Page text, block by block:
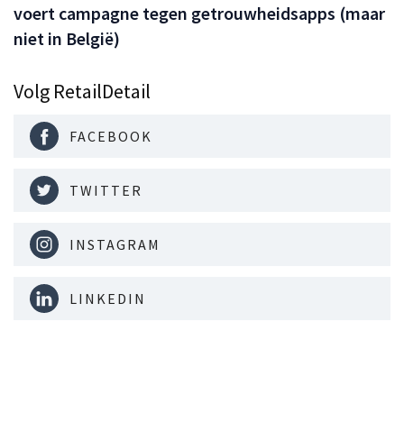
voert campagne tegen getrouwheidsapps (maar
niet in België)
Volg RetailDetail
FACEBOOK
TWITTER
INSTAGRAM
LINKEDIN